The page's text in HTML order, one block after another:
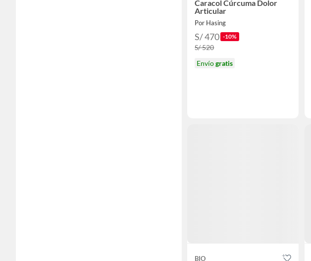
Caracol Cúrcuma Dolor
Articular
Por Hasing
S/ 470 -10%
S/ 520
Envíogratis
BIO